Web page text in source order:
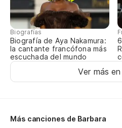
Biografías
Biografía de Aya Nakamura:
la cantante francófona más
escuchada del mundo
Ver más
Más canciones de Barbara